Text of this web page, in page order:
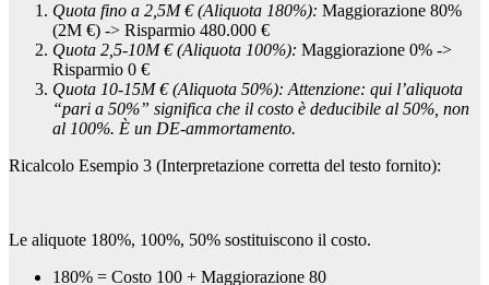
Quota fino a 2,5M € (Aliquota 180%): Maggiorazione 80%
(2M €) -> Risparmio 480.000 €
Quota 2,5-10M € (Aliquota 100%): Maggiorazione 0% ->
Risparmio 0 €
Quota 10-15M € (Aliquota 50%): Attenzione: qui l’aliquota
“pari a 50%” significa che il costo è deducibile al 50%, non
al 100%. È un DE-ammortamento.
Ricalcolo Esempio 3 (Interpretazione corretta del testo fornito):
Le aliquote 180%, 100%, 50% sostituiscono il costo.
180% = Costo 100 + Maggiorazione 80